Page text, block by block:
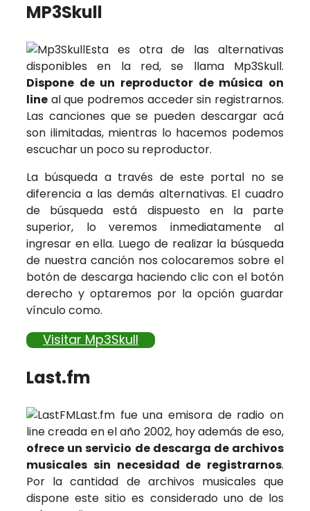
MP3Skull
Esta es otra de las alternativas
disponibles en la red, se llama Mp3Skull.
Dispone de un reproductor de música on
line al que podremos acceder sin registrarnos.
Las canciones que se pueden descargar acá
son ilimitadas, mientras lo hacemos podemos
escuchar un poco su reproductor.
La búsqueda a través de este portal no se
diferencia a las demás alternativas. El cuadro
de búsqueda está dispuesto en la parte
superior, lo veremos inmediatamente al
ingresar en ella. Luego de realizar la búsqueda
de nuestra canción nos colocaremos sobre el
botón de descarga haciendo clic con el botón
derecho y optaremos por la opción guardar
vínculo como.
Visitar Mp3Skull
Last.fm
Last.fm fue una emisora de radio on
line creada en el año 2002, hoy además de eso,
ofrece un servicio de descarga de archivos
musicales sin necesidad de registrarnos.
Por la cantidad de archivos musicales que
dispone este sitio es considerado uno de los